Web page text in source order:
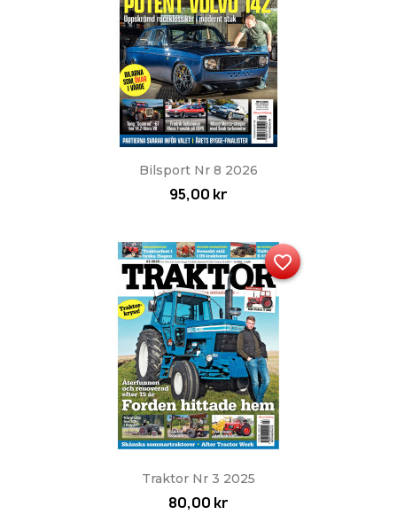
Bilsport Nr 8 2026
95,00 kr
Traktor Nr 3 2025
80,00 kr
favorite_border